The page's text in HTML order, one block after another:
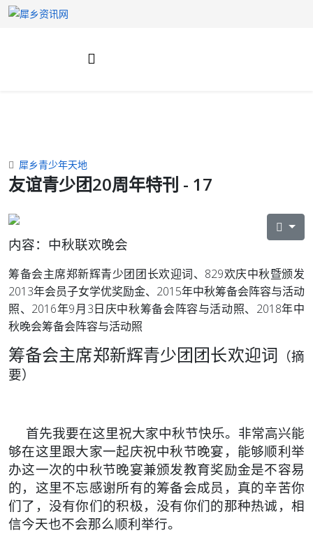
犀乡青少年天地
友谊青少团20周年特刊 - 17
内容：中秋联欢晚会
筹备会主席郑新辉青少团团长欢迎词、829欢庆中秋暨颁发
2013年会员子女学优奖励金、2015年中秋筹备会阵容与活动
照、2016年9月3日庆中秋筹备会阵容与活动照、2018年中
秋晚会筹备会阵容与活动照
筹备会主席郑新辉青少团团长欢迎词 （摘
要）
首先我要在这里祝大家中秋节快乐。非常高兴能
够在这里跟大家一起庆祝中秋节晚宴，能够顺利举
办这一次的中秋节晚宴兼颁发教育奖励金是不容易
的，这里不忘感谢所有的筹备会成员，真的辛苦你
们了，没有你们的积极，没有你们的那种热诚，相
信今天也不会那么顺利举行。